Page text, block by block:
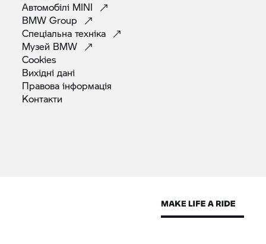
Автомобілі MINI
BMWGroup
Спеціальнатехніка
Музей BMW
Cookies
Вихіднідані
Правоваінформація
Контакти